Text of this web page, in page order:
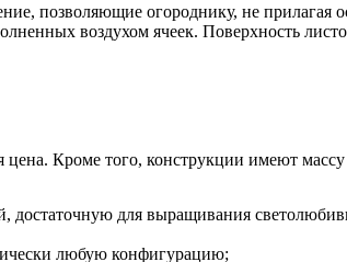
позволяющие огороднику, не прилагая
воздухом ячеек. Поверхность
Кроме того, конструкции имеют массу
достаточную для выращивания
любую конфигурацию;